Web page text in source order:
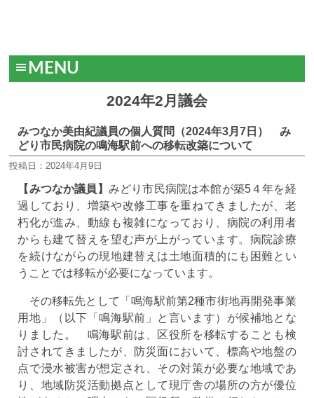
MENU
2024年2月議会
みつなか美由紀議員の個人質問（2024年3月7日） み
どり市民病院の鳴海駅前への移転改築について
投稿日：2024年4月9日
【みつなか議員】 みどり市民病院は本館が築5４年を経
過しており、増築や改修工事を重ねてきましたが、老
朽化が進み、動線も複雑になっており、病院の利用者
からも建て替えを望む声が上がっています。病院診療
を続けながらの現地建替えは土地面積的にも困難とい
うことでは移転が必要になっています。
その移転先として「鳴海駅前第2種市街地再開発事業
用地」（以下「鳴海駅前」と言います）が候補地とな
りました。 鳴海駅前は、区役所を移転することも検
討されてきましたが、防災面において、標高や地盤の
点で浸水被害が想定され、その対策が必要な地域であ
り、地域防災活動拠点として現庁舎の場所の方が優位